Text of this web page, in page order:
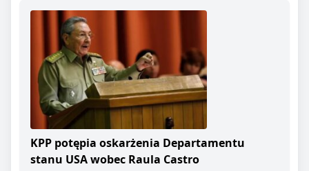
KPP potępia oskarżenia Departamentu
stanu USA wobec Raula Castro